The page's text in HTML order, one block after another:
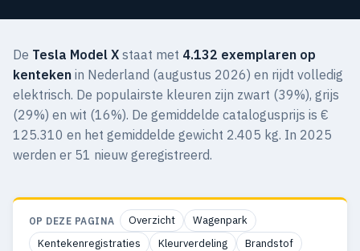
De Tesla Model X staat met 4.132 exemplaren op
kenteken in Nederland (augustus 2026) en rijdt volledig
elektrisch. De populairste kleuren zijn zwart (39%), grijs
(29%) en wit (16%). De gemiddelde catalogusprijs is €
125.310 en het gemiddelde gewicht 2.405 kg. In 2025
werden er 51 nieuw geregistreerd.
OP DEZE PAGINA Overzicht
Wagenpark
Kentekenregistraties
Kleurverdeling
Brandstof